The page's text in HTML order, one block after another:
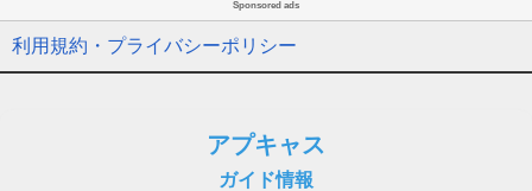
Sponsored ads
利用規約・プライバシーポリシー
アプキャス
ガイド情報